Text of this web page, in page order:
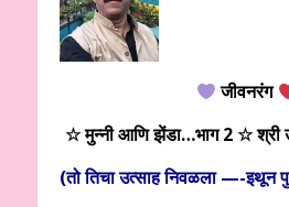
जीवनरंग
☆ मुन्नी आणि झेंडा…भाग 2 ☆श्री
(तो तिचा उत्साह निवळला —-इथून